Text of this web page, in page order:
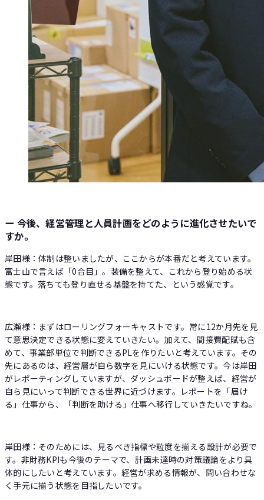
ー 今後、経営管理と人員計画をどのように進化させたいで
すか。
岸田様：体制は整いましたが、ここからが本番だと考えています。
富士山で言えば「0合目」。装備を整えて、これから登り始める状
態です。落ちても登り直せる基盤を持てた、という感覚です。
広瀬様：まずはローリングフォーキャストです。常に12か月先を見
て意思決定できる状態に変えていきたい。加えて、間接費配賦も含
めて、事業部単位で判断できるPLを作りたいと考えています。その
先にあるのは、経営層が自ら数字を見にいける状態です。今は岸田
がレポーティングしていますが、ダッシュボードが整えば、経営が
自ら見にいって判断できる世界に近づけます。レポートを「届け
る」仕事から、「判断を助ける」仕事へ移行していきたいですね。
岸田様：そのためには、見るべき指標や粒度を揃える設計が必要で
す。非財務KPIも今後のテーマで、計画未達時の対策議論をより具
体的にしたいと考えています。経営が求める情報が、問い合わせな
く手元に揃う状態を目指したいです。